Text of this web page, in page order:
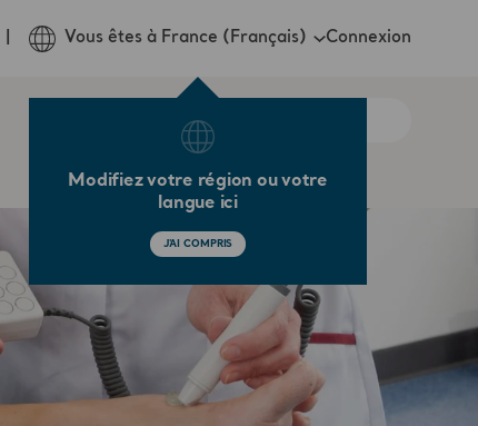
Vous êtes à France (Français)
Modifiez votre région ou votre
langue ici
J'AI COMPRIS
Connexion